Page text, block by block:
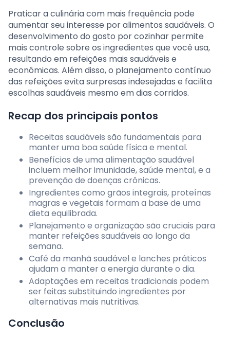
Praticar a culinária com mais frequência pode
aumentar seu interesse por alimentos saudáveis. O
desenvolvimento do gosto por cozinhar permite
mais controle sobre os ingredientes que você usa,
resultando em refeições mais saudáveis e
econômicas. Além disso, o planejamento contínuo
das refeições evita surpresas indesejadas e facilita
escolhas saudáveis mesmo em dias corridos.
Recap dos principais pontos
Receitas saudáveis são fundamentais para
manter uma boa saúde física e mental.
Benefícios de uma alimentação saudável
incluem melhor imunidade, saúde mental, e a
prevenção de doenças crônicas.
Ingredientes como grãos integrais, proteínas
magras e vegetais formam a base de uma
dieta equilibrada.
Planejamento e organização são cruciais para
manter refeições saudáveis ao longo da
semana.
Café da manhã saudável e lanches práticos
ajudam a manter a energia durante o dia.
Adaptações em receitas tradicionais podem
ser feitas substituindo ingredientes por
alternativas mais nutritivas.
Conclusão